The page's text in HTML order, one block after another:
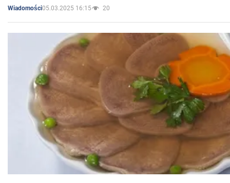
Wiadomości05.03.2025 16:15 20